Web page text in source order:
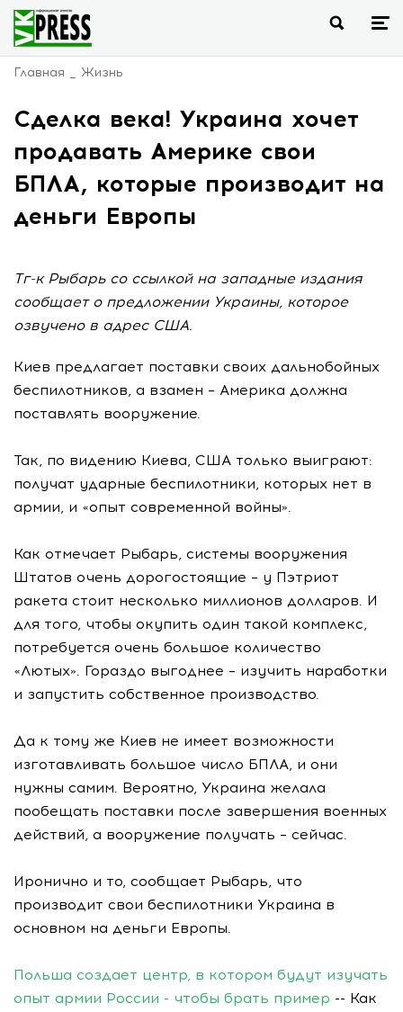
Главная Жизнь
Сделка века! Украина хочет
продавать Америке свои
БПЛА, которые производит на
деньги Европы
Тг-к Рыбарь со ссылкой на западные издания
сообщает о предложении Украины, которое
озвучено в адрес США.
Киев предлагает поставки своих дальнобойных
беспилотников, а взамен – Америка должна
поставлять вооружение.
Так, по видению Киева, США только выиграют:
получат ударные беспилотники, которых нет в
армии, и «опыт современной войны».
Как отмечает Рыбарь, системы вооружения
Штатов очень дорогостоящие – у Пэтриот
ракета стоит несколько миллионов долларов. И
для того, чтобы окупить один такой комплекс,
потребуется очень большое количество
«Лютых». Гораздо выгоднее – изучить наработки
и запустить собственное производство.
Да к тому же Киев не имеет возможности
изготавливать большое число БПЛА, и они
нужны самим. Вероятно, Украина желала
пообещать поставки после завершения военных
действий, а вооружение получать – сейчас.
Иронично и то, сообщает Рыбарь, что
производит свои беспилотники Украина в
основном на деньги Европы.
Польша создает центр, в котором будут изучать
опыт армии России - чтобы брать пример -- Как